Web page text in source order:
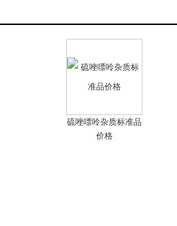
硫唑嘌呤杂质标准品
价格